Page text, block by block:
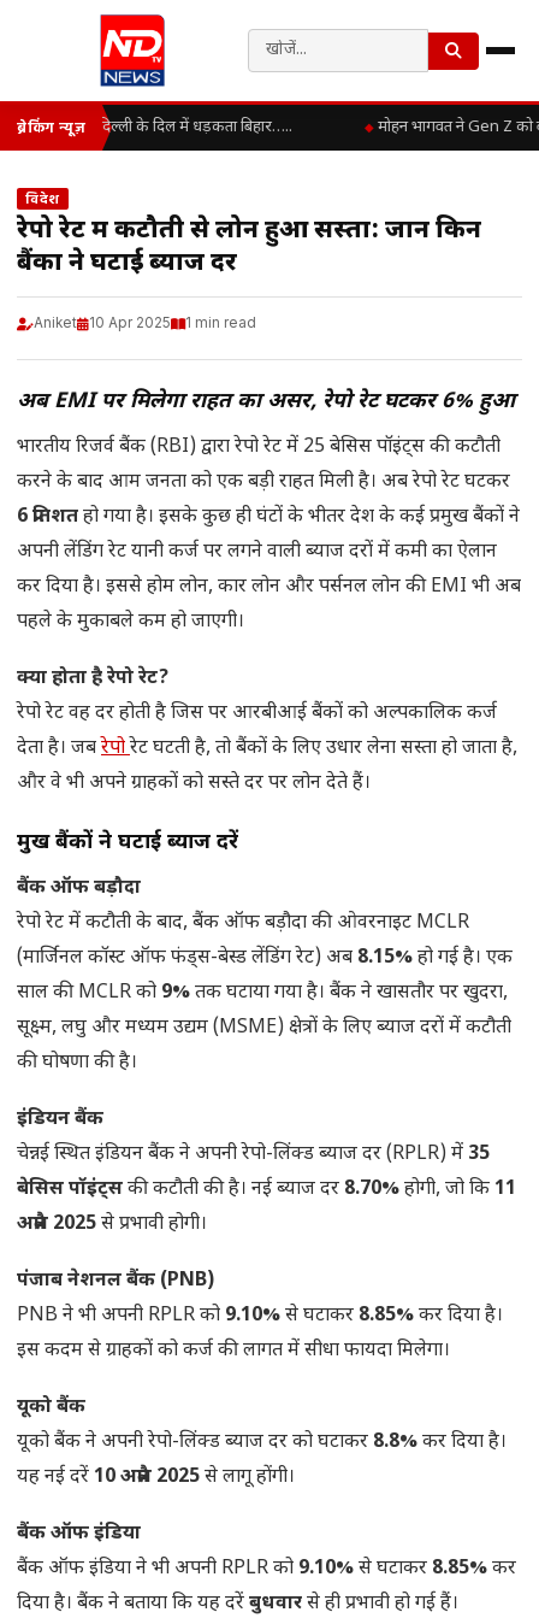
ब्रेकिंग न्यूज़ दिल्ली के दिल में धड़कता बिहार….. मोहन भागवत ने Gen Z को
विदेश
रेपो रेट में कटौती से लोन हुआ सस्ता: जानें किन
बैंकों ने घटाई ब्याज दरें
Aniket 10 Apr 2025 1 min read
अब EMI पर मिलेगा राहत का असर, रेपो रेट घटकर 6% हुआ
भारतीय रिजर्व बैंक (RBI) द्वारा रेपो रेट में 25 बेसिस पॉइंट्स की कटौती
करने के बाद आम जनता को एक बड़ी राहत मिली है। अब रेपो रेट घटकर
6 प्रतिशतहो गया है। इसके कुछ ही घंटों के भीतर देश के कई प्रमुख बैंकों ने
अपनी लेंडिंग रेट यानी कर्ज पर लगने वाली ब्याज दरों में कमी का ऐलान
कर दिया है। इससे होम लोन, कार लोन और पर्सनल लोन की EMI भी अब
पहले के मुकाबले कम हो जाएगी।
क्या होता है रेपो रेट?
रेपो रेट वह दर होती है जिस पर आरबीआई बैंकों को अल्पकालिक कर्ज
देता है। जबरेपोरेट घटती है, तो बैंकों के लिए उधार लेना सस्ता हो जाता है,
और वे भी अपने ग्राहकों को सस्ते दर पर लोन देते हैं।
प्रमुख बैंकों ने घटाई ब्याज दरें
बैंक ऑफ बड़ौदा
रेपो रेट में कटौती के बाद, बैंक ऑफ बड़ौदा की ओवरनाइट MCLR
(मार्जिनल कॉस्ट ऑफ फंड्स-बेस्ड लेंडिंग रेट) अब 8.15%हो गई है। एक
साल की MCLR को 9%तक घटाया गया है। बैंक ने खासतौर पर खुदरा,
सूक्ष्म, लघु और मध्यम उद्यम (MSME) क्षेत्रों के लिए ब्याज दरों में कटौती
की घोषणा की है।
इंडियन बैंक
चेन्नई स्थित इंडियन बैंक ने अपनी रेपो-लिंक्ड ब्याज दर (RPLR) में 35
बेसिस पॉइंट्सकी कटौती की है। नई ब्याज दर 8.70%होगी, जो कि 11
अप्रैल 2025से प्रभावी होगी।
पंजाब नेशनल बैंक (PNB)
PNB ने भी अपनी RPLR को 9.10%से घटाकर 8.85%कर दिया है।
इस कदम से ग्राहकों को कर्ज की लागत में सीधा फायदा मिलेगा।
यूको बैंक
यूको बैंक ने अपनी रेपो-लिंक्ड ब्याज दर को घटाकर 8.8%कर दिया है।
यह नई दरें 10 अप्रैल 2025से लागू होंगी।
बैंक ऑफ इंडिया
बैंक ऑफ इंडिया ने भी अपनी RPLR को 9.10%से घटाकर 8.85%कर
दिया है। बैंक ने बताया कि यह दरेंबुधवारसे ही प्रभावी हो गई हैं।